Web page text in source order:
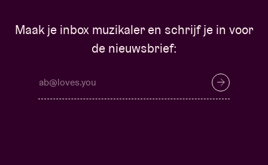
Maak je inbox muzikaler en schrijf je in voor
de nieuwsbrief: